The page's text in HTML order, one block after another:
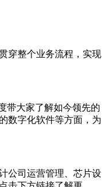
穿整个业务流程，实现
带大家了解如今领先的
数字化软件等方面，为
公司运营管理、芯片设